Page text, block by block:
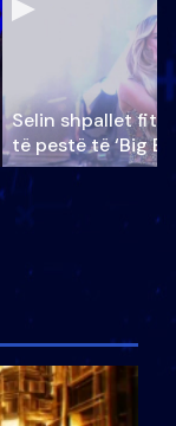
Selin shpallet
të pestë të ‘Big